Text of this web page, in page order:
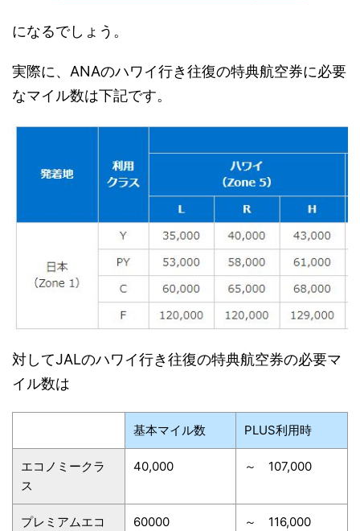
になるでしょう。
実際に、ANAのハワイ行き往復の特典航空券に必要
なマイル数は下記です。
対してJALのハワイ行き往復の特典航空券の必要マ
イル数は
基本マイル数 PLUS利用時
エコノミークラ
ス
40,000 ～ 107,000
プレミアムエコ
60000 ～ 116,000